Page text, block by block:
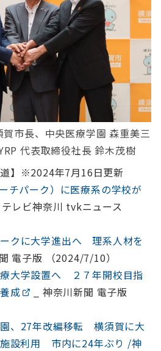
市長、中央医療学園 森重美三
代表取締役社長 鈴木茂樹
道】※2024年7月16日更新
チパーク）に医療系の学校が
テレビ神奈川 tvkニュース
クに大学進出へ 理系人材を
電子版 （2024/7/10）
大学設置へ ２７年開校目指
成
_ 神奈川新聞 電子版
、27年改編移転 横須賀に大
設利用 市内に24年ぶり /神